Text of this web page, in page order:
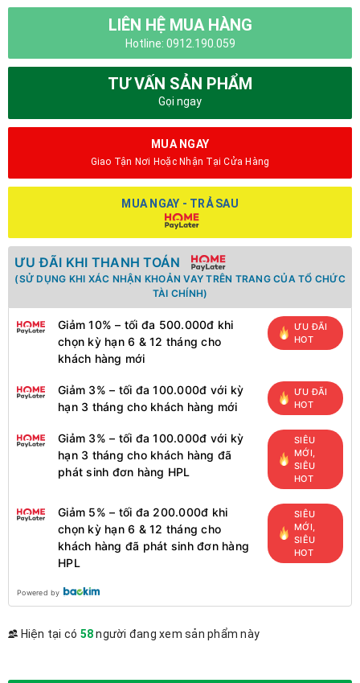
LIÊN HỆ MUA HÀNG
Hotline: 0912.190.059
TƯ VẤN SẢN PHẨM
Gọi ngay
MUA NGAY
Giao Tận Nơi Hoặc Nhận Tại Cửa Hàng
MUA NGAY - TRẢ SAU
ƯU ĐÃI KHI THANH TOÁN
(SỬ DỤNG KHI XÁC NHẬN KHOẢN VAY TRÊN TRANG CỦA TỔ CHỨC
TÀI CHÍNH)
Giảm 10% – tối đa 500.000đ khi
chọn kỳ hạn 6 & 12 tháng cho
khách hàng mới
ƯU ĐÃI
HOT
Giảm 3% – tối đa 100.000đ với kỳ
hạn 3 tháng cho khách hàng mới
ƯU ĐÃI
HOT
Giảm 3% – tối đa 100.000đ với kỳ
hạn 3 tháng cho khách hàng đã
phát sinh đơn hàng HPL
SIÊU
MỚI,
SIÊU
HOT
Giảm 5% – tối đa 200.000đ khi
chọn kỳ hạn 6 & 12 tháng cho
khách hàng đã phát sinh đơn hàng
HPL
SIÊU
MỚI,
SIÊU
HOT
Powered by
Hiện tại có 58người đang xem sản phẩm này